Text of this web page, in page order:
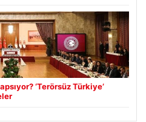
‘Terörsüz Türkiye’